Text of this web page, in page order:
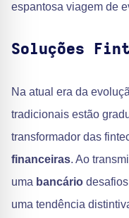
espantosa viagem de
Soluções
Na atual era da
tradicionais estão
transformador das
financeiras. Ao
uma bancário
uma tendência